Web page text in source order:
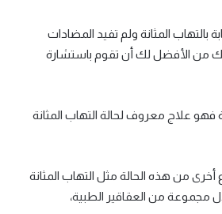
بالتهاب المثانة ولم تفيد المضادات
من الأفضل لك أن تقوم باستشارة
فهو علاج معروف لحالة التهاب المثانة
من هذه الحالة مثل التهاب المثانة
مجموعة من العقاقير الطبية،